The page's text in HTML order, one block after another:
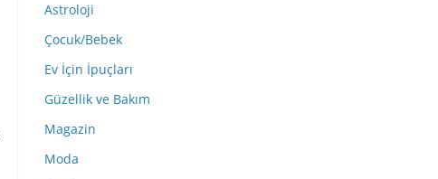
Astroloji
Çocuk/Bebek
Ev İçin İpuçları
Güzellik ve Bakım
Magazin
Moda